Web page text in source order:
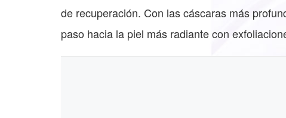
de recuperación. Con las cáscaras más
paso hacia la piel más radiante con